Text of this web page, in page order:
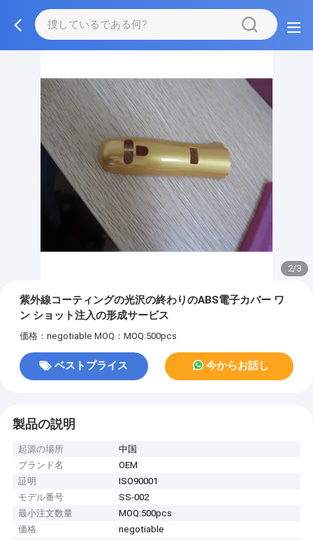
2/3
紫外線コーティングの光沢の終わりのABS電子カバー ワ
ン ショット注入の形成サービス
価格：negotiable MOQ：MOQ:500pcs
ベストプライス 今からお話し
製品の説明
起源の場所
中国
ブランド名
OEM
証明
ISO90001
モデル番号
SS-002
最小注文数量
MOQ:500pcs
価格
negotiable